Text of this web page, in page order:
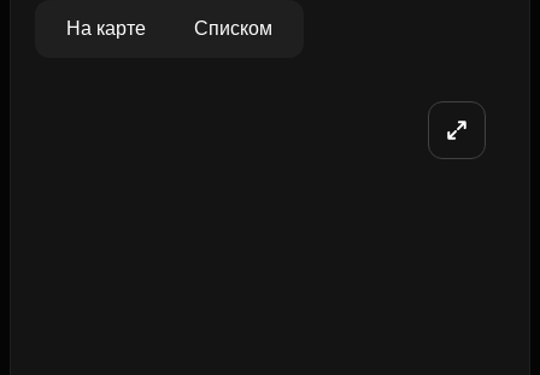
На карте Списком